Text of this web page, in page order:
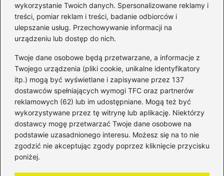
wykorzystanie Twoich danych. Spersonalizowane reklamy i
treści, pomiar reklam i treści, badanie odbiorców i
ulepszanie usług. Przechowywanie informacji na
urządzeniu lub dostęp do nich.
Twoje dane osobowe będą przetwarzane, a informacje z
Twojego urządzenia (pliki cookie, unikalne identyfikatory
itp.) mogą być wyświetlane i zapisywane przez 137
dostawców spełniających wymogi TFC oraz partnerów
reklamowych (62) lub im udostępniane. Mogą też być
wykorzystywane przez tę witrynę lub aplikację. Niektórzy
dostawcy mogę przetwarzać Twoje dane osobowe na
podstawie uzasadnionego interesu. Możesz się na to nie
zgodzić nie akceptując zgody poprzez kliknięcie przycisku
poniżej.
Kategorie
Bankowość (181)
Fundusze
(36)
Giełda(28)
Inwestycje(49)
Rentowność(32)
Rozliczenia(196)
Świadczenia socjalne(59)
Waluty(21)
Windykacja(49)